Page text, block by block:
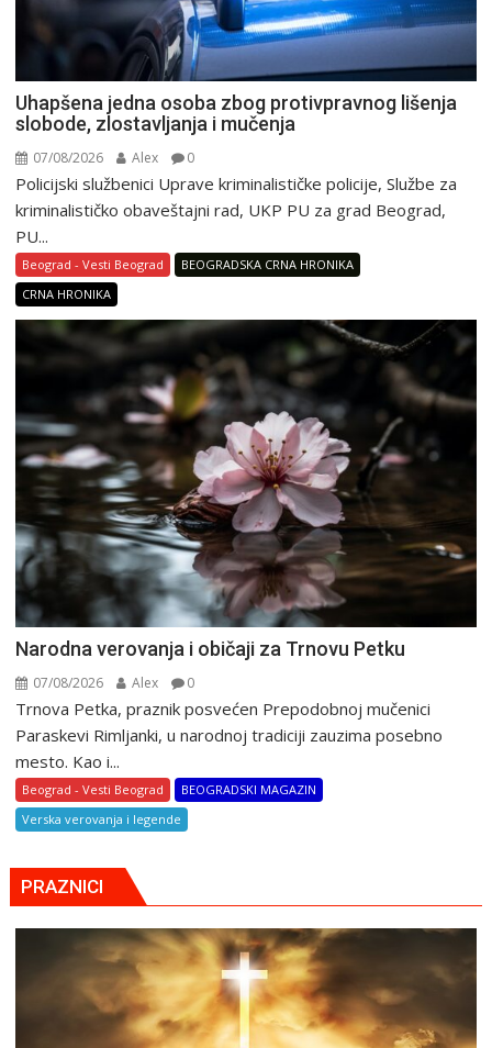
Uhapšena jedna osoba zbog protivpravnog lišenja
slobode, zlostavljanja i mučenja
07/08/2026 Alex 0
Policijski službenici Uprave kriminalističke policije, Službe za
kriminalističko obaveštajni rad, UKP PU za grad Beograd,
PU...
Beograd - Vesti Beograd
BEOGRADSKA CRNA HRONIKA
CRNA HRONIKA
Narodna verovanja i običaji za Trnovu Petku
07/08/2026 Alex 0
Trnova Petka, praznik posvećen Prepodobnoj mučenici
Paraskevi Rimljanki, u narodnoj tradiciji zauzima posebno
mesto. Kao i...
Beograd - Vesti Beograd
BEOGRADSKI MAGAZIN
Verska verovanja i legende
PRAZNICI